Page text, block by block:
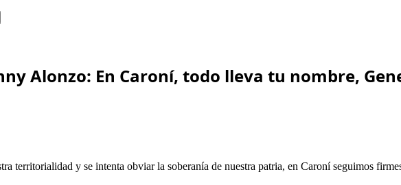
Alonzo: En Caroní, todo lleva tu nombre,
territorialidad y se intenta obviar la soberanía de nuestra patria, en Caroní seguimos